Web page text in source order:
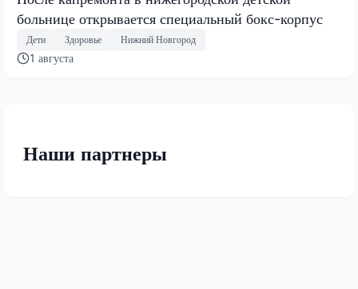
больнице открывается специальный бокс-корпус
Дети Здоровье Нижний Новгород
1 августа
Наши партнеры